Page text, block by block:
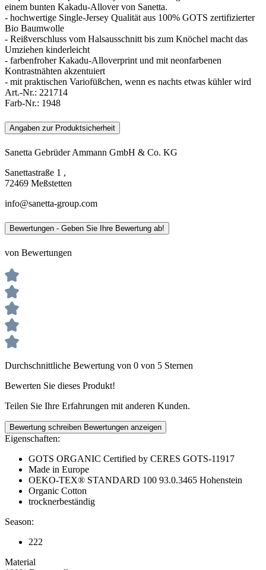
einem bunten Kakadu-Allover von Sanetta.
- hochwertige Single-Jersey Qualität aus 100% GOTS zertifizierter
Bio Baumwolle
- Reißverschluss vom Halsausschnitt bis zum Knöchel macht das
Umziehen kinderleicht
- farbenfroher Kakadu-Alloverprint und mit neonfarbenen
Kontrastnähten akzentuiert
- mit praktischen Variofüßchen, wenn es nachts etwas kühler wird
Art.-Nr.: 221714
Farb-Nr.: 1948
Angaben zur Produktsicherheit
Sanetta Gebrüder Ammann GmbH & Co. KG
Sanettastraße 1 ,
72469 Meßstetten
info@sanetta-group.com
Bewertungen - Geben Sie Ihre Bewertung ab!
von Bewertungen
Durchschnittliche Bewertung von 0 von 5 Sternen
Bewerten Sie dieses Produkt!
Teilen Sie Ihre Erfahrungen mit anderen Kunden.
Bewertung schreiben Bewertungen anzeigen
Eigenschaften:
GOTS ORGANIC Certified by CERES GOTS-11917
Made in Europe
OEKO-TEX® STANDARD 100 93.0.3465 Hohenstein
Organic Cotton
trocknerbeständig
Season:
222
Material